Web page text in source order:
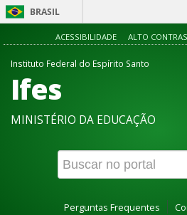
BRASIL
ACESSIBILIDADE ALTO
Instituto Federal do Espírito Santo
Ifes
MINISTÉRIO DA EDUCAÇÃO
Perguntas Frequentes